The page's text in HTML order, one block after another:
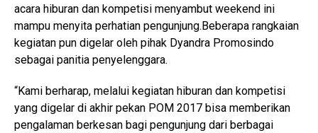
acara hiburan dan kompetisi menyambut weekend ini
mampu menyita perhatian pengunjung.Beberapa rangkaian
kegiatan pun digelar oleh pihak Dyandra Promosindo
sebagai panitia penyelenggara.
“Kami berharap, melalui kegiatan hiburan dan kompetisi
yang digelar di akhir pekan POM 2017 bisa memberikan
pengalaman berkesan bagi pengunjung dari berbagai